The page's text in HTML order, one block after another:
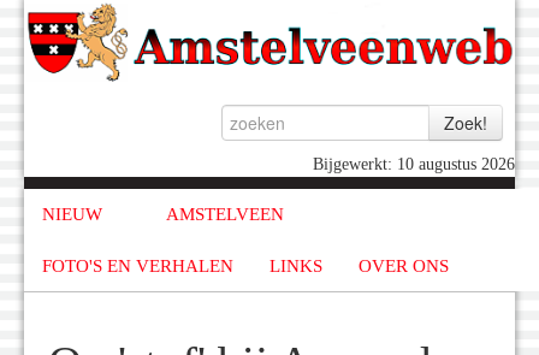
Bijgewerkt: 10 augustus 2026
NIEUW AMSTELVEEN
FOTO'S EN VERHALEN LINKS OVER ONS